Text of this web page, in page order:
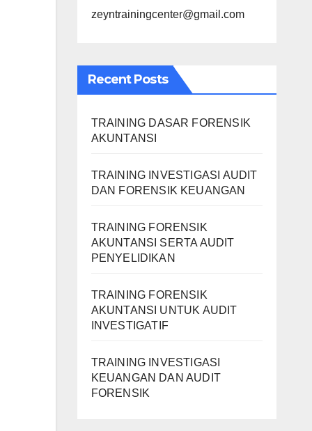
zeyntrainingcenter@gmail.com
Recent Posts
TRAINING DASAR FORENSIK
AKUNTANSI
TRAINING INVESTIGASI AUDIT
DAN FORENSIK KEUANGAN
TRAINING FORENSIK
AKUNTANSI SERTA AUDIT
PENYELIDIKAN
TRAINING FORENSIK
AKUNTANSI UNTUK AUDIT
INVESTIGATIF
TRAINING INVESTIGASI
KEUANGAN DAN AUDIT
FORENSIK